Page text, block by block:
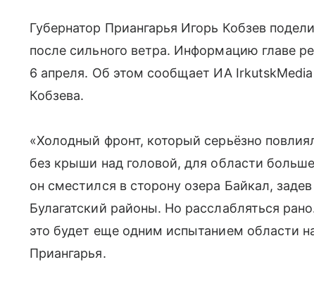
Губернатор Приангарья Игорь Кобзев
после сильного ветра. Информацию главе
6 апреля. Об этом сообщает ИА
Кобзева.
«Холодный фронт, который серьёзно
без крыши над головой, для области
он сместился в сторону озера Байкал,
Булагатский районы. Но расслабляться
это будет еще одним испытанием области
Приангарья.